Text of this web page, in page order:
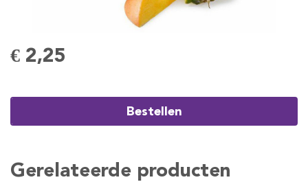
€ 2,25
Bestellen
Gerelateerde producten